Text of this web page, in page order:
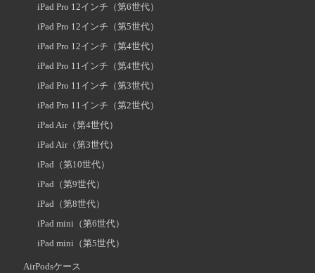
iPad Pro 12インチ（第6世代）
iPad Pro 12インチ（第5世代）
iPad Pro 12インチ（第4世代）
iPad Pro 11インチ（第4世代）
iPad Pro 11インチ（第3世代）
iPad Pro 11インチ（第2世代）
iPad Air（第4世代）
iPad Air（第3世代）
iPad（第10世代）
iPad（第9世代）
iPad（第8世代）
iPad mini（第6世代）
iPad mini（第5世代）
AirPodsケース